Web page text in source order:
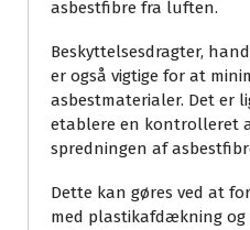
asbestfibre fra luften.
Beskyttelsesdragter,
er også vigtige for at
asbestmaterialer. Det er
etablere en kontrolleret
spredningen af
Dette kan gøres ved at
med plastikafdækning og